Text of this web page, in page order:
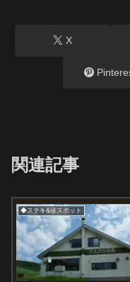
X
関連記事
◆ステキ&珍スポット